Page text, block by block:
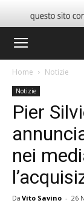
Home Notizie
Notizie
Pier
nei
Da Vito Savino - 26